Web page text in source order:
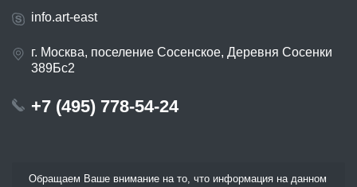
info.art-east
г. Москва, поселение Сосенское, Деревня Сосенки
389Бс2
+7 (495) 778-54-24
Обращаем Ваше внимание на то, что информация на данном